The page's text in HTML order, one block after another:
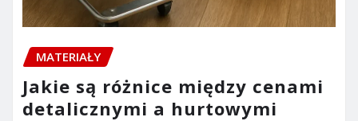
MATERIAŁY
Jakie są różnice między cenami
detalicznymi a hurtowymi